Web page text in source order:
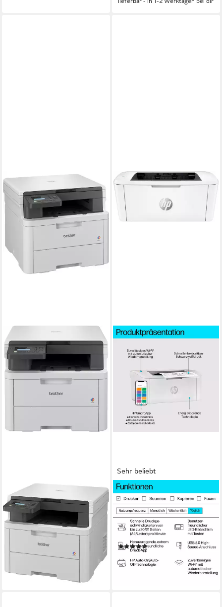
BROTHER
Brother DCP-L3520CDW,
Multifunktionsdrucker, (USB,
Multifunktionsdrucker
ab 482,00 €
lieferbar - in 4-5 Werktagen bei dir
Sehr beliebt
HP
LaserJet M110w Schwarz-
Weiß Laserdrucker, (WLAN
(Wi-Fi), Bluetooth, Wi-Fi
Direct)
(59)
-16%